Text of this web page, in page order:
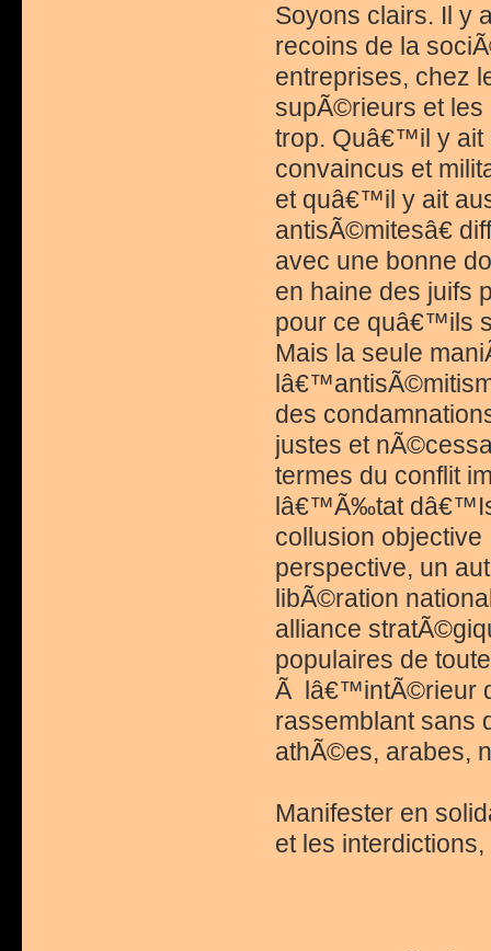
Soyons clairs. Il y
recoins de la
entreprises, chez
supÃ©rieurs et les
trop. Quâ€™il y ait
convaincus et
et quâ€™il y ait
antisÃ©mitesâ€
avec une bonne
en haine des juifs
pour ce quâ€™ils
Mais la seule
des
justes et
termes du conflit
lâ€™Ã‰tat
collusion
perspective, un
libÃ©ration
alliance
populaires de
Ã lâ€™intÃ©rieur
rassemblant sans
athÃ©es, arabes,
Manifester en
et les